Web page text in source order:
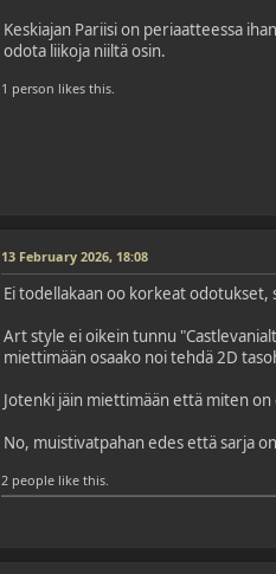
Keskiajan Pariisi on periaatteessa
odota liikoja niiltä osin.
1 person likes this.
13 February 2026, 18:08
Ei todellakaan oo korkeat odotukset,
Art style ei oikein tunnu
miettimään osaako noi tehdä 2D
Jotenki jäin miettimään että miten
No, muistivatpahan edes että sarja
2 people like this.